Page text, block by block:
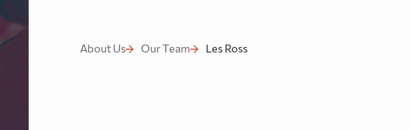
Décisions
About Us Our Team Les Ross